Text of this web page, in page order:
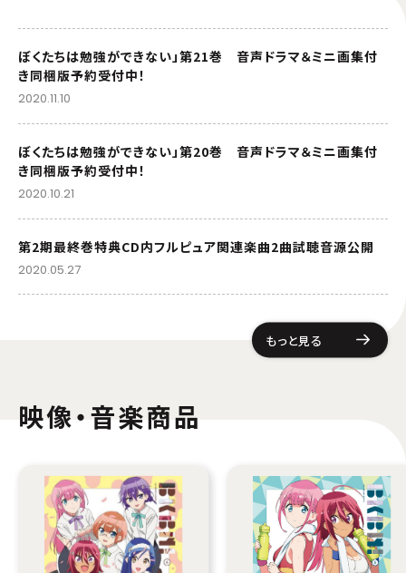
ぼくたちは勉強ができない」第21巻 音声ドラマ＆ミニ画集付
き同梱版予約受付中！
2020.11.10
ぼくたちは勉強ができない」第20巻 音声ドラマ＆ミニ画集付
き同梱版予約受付中！
2020.10.21
第2期最終巻特典CD内フルピュア関連楽曲2曲試聴音源公開
2020.05.27
もっと見る
映像・音楽商品